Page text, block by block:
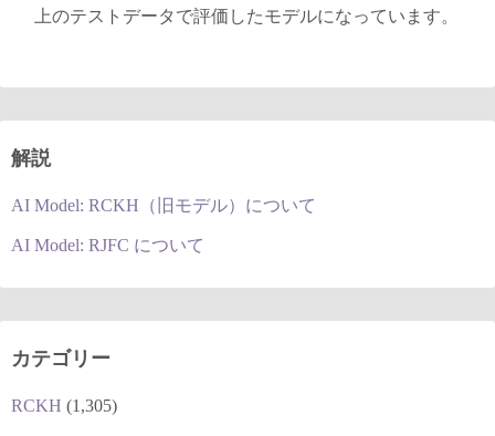
上のテストデータで評価したモデルになっています。
解説
AI Model: RCKH（旧モデル）について
AI Model: RJFC について
カテゴリー
RCKH (1,305)